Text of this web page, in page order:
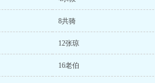
8共骑
12张琼
16老伯